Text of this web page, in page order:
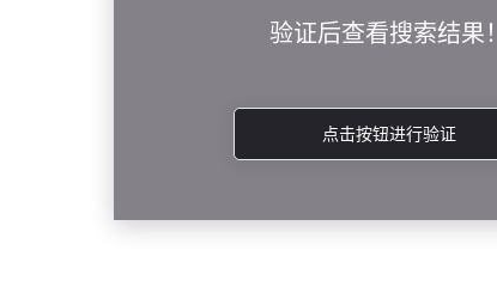
验证后查看搜索结果！
点击按钮进行验证